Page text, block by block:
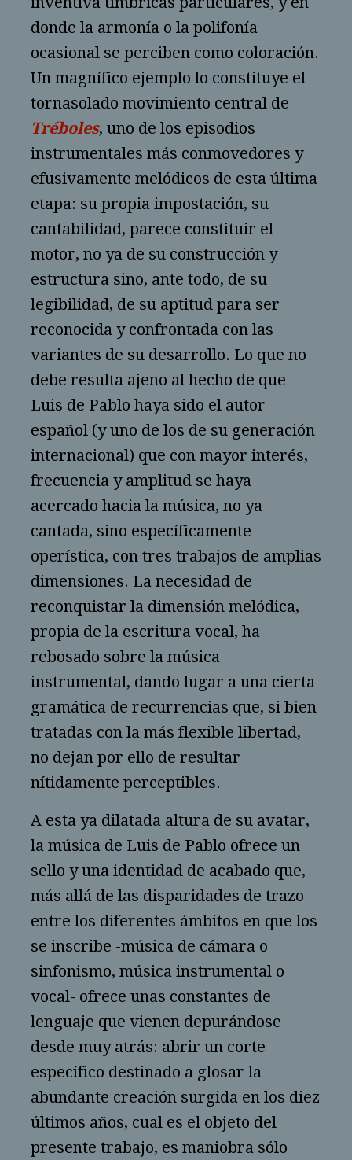
donde la armonía o la polifonía
ocasional se perciben como coloración.
Un magnífico ejemplo lo constituye el
tornasolado movimiento central de
Tréboles, uno de los episodios
instrumentales más conmovedores y
efusivamente melódicos de esta última
etapa: su propia impostación, su
cantabilidad, parece constituir el
motor, no ya de su construcción y
estructura sino, ante todo, de su
legibilidad, de su aptitud para ser
reconocida y confrontada con las
variantes de su desarrollo. Lo que no
debe resulta ajeno al hecho de que
Luis de Pablo haya sido el autor
español (y uno de los de su generación
internacional) que con mayor interés,
frecuencia y amplitud se haya
acercado hacia la música, no ya
cantada, sino específicamente
operística, con tres trabajos de amplias
dimensiones. La necesidad de
reconquistar la dimensión melódica,
propia de la escritura vocal, ha
rebosado sobre la música
instrumental, dando lugar a una cierta
gramática de recurrencias que, si bien
tratadas con la más flexible libertad,
no dejan por ello de resultar
nítidamente perceptibles.
A esta ya dilatada altura de su avatar,
la música de Luis de Pablo ofrece un
sello y una identidad de acabado que,
más allá de las disparidades de trazo
entre los diferentes ámbitos en que los
se inscribe -música de cámara o
sinfonismo, música instrumental o
vocal- ofrece unas constantes de
lenguaje que vienen depurándose
desde muy atrás: abrir un corte
específico destinado a glosar la
abundante creación surgida en los diez
últimos años, cual es el objeto del
presente trabajo, es maniobra sólo